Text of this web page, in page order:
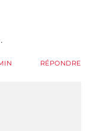
RÉPONDRE